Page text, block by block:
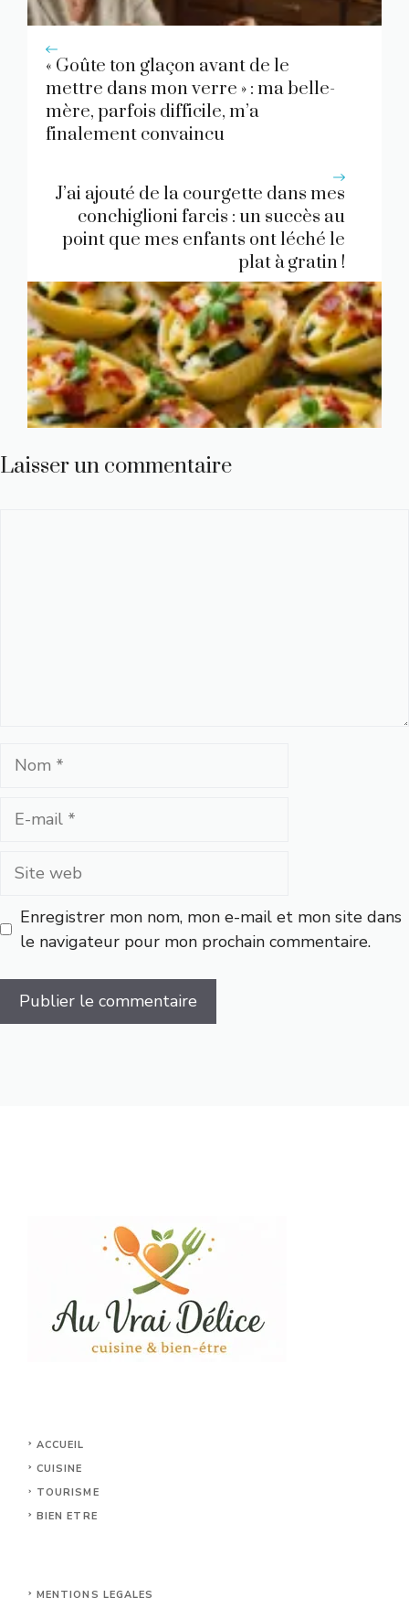
« Goûte ton glaçon avant de le
mettre dans mon verre » : ma belle-
mère, parfois difficile, m’a
finalement convaincu
J’ai ajouté de la courgette dans mes
conchiglioni farcis : un succès au
point que mes enfants ont léché le
plat à gratin !
Laisser un commentaire
Nom
Site
Enregistrer mon nom, mon e-mail et mon site dans
le navigateur pour mon prochain commentaire.
ACCUEIL
CUISINE
TOURISME
BIEN ETRE
MENTIONS LEGALES